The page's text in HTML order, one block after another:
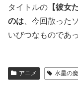
タイトルの 【彼女
のは 、今回散った
いびつなものであ
アニメ 水星の